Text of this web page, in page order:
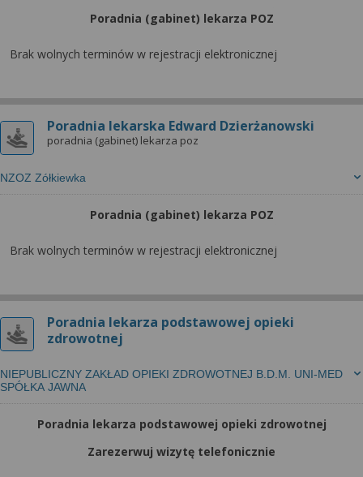
Poradnia (gabinet) lekarza POZ
Brak wolnych terminów w rejestracji elektronicznej
Poradnia lekarska Edward Dzierżanowski
poradnia (gabinet) lekarza poz
NZOZ Zółkiewka
Poradnia (gabinet) lekarza POZ
Brak wolnych terminów w rejestracji elektronicznej
Poradnia lekarza podstawowej opieki
zdrowotnej
NIEPUBLICZNY ZAKŁAD OPIEKI ZDROWOTNEJ B.D.M. UNI-MED
SPÓŁKA JAWNA
Poradnia lekarza podstawowej opieki zdrowotnej
Zarezerwuj wizytę telefonicznie